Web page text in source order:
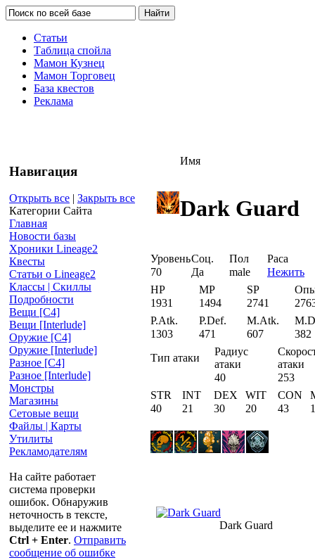
Статьи
Таблица спойла
Мамон Кузнец
Мамон Торговец
База квестов
Реклама
Навигация
Открыть все | Закрыть все
Категории Сайта
Главная
Новости базы
Хроники Lineage2
Квесты
Статьи о Lineage2
Классы | Скиллы
Подробности
Вещи [С4]
Вещи [Interlude]
Оружие [С4]
Оружие [Interlude]
Разное [C4]
Разное [Interlude]
Монстры
Магазины
Сетовые вещи
Файлы | Карты
Утилиты
Рекламодателям
На сайте работает
система проверки
ошибок. Обнаружив
неточность в тексте,
выделите ее и нажмите
Ctrl + Enter. Отправить
сообщение об ошибке
Имя
Dark Guard
УровеньСоц. Пол
Раса
70
Да male
Нежить
HP
MP SP
1931
1494 2741
P.Atk.
P.Def. M.Atk.
1303
471 607
382
Тип атаки
Радиус
атаки
атаки
40
253
STR
INT DEX WIT CON
40
21 30 20 43
Dark Guard